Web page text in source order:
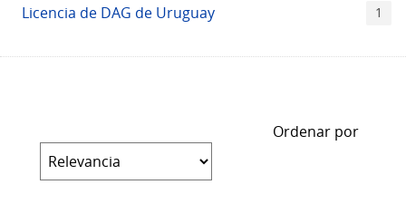
Licencia de DAG de Uruguay 1
Ordenar por